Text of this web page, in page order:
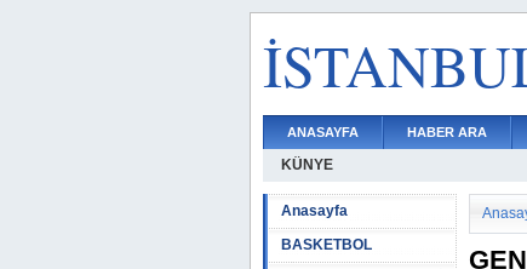
ANASAYFA HABER ARA
KÜNYE
Anasayfa
BASKETBOL